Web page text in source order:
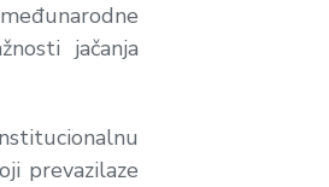
jačanja
prevazilaze